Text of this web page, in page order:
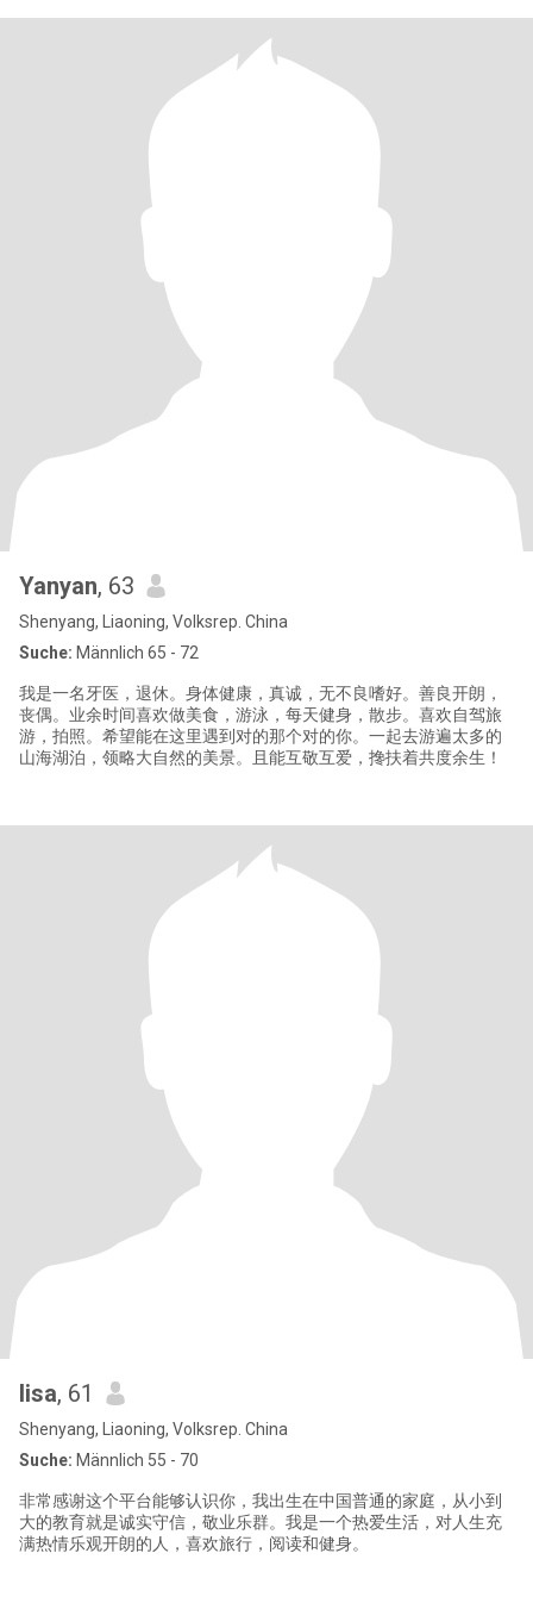
实。 本人有美国十年签证。 我真诚地在这里寻找一位很棒的男士携
手共渡余生，一起做饭，一起散步，一起聊，一起笑，享受上帝赐
Yanyan, 63
Shenyang, Liaoning, Volksrep. China
Suche: Männlich 65 - 72
我是一名牙医，退休。身体健康，真诚，无不良嗜好。善良开朗，
丧偶。业余时间喜欢做美食，游泳，每天健身，散步。喜欢自驾旅
游，拍照。希望能在这里遇到对的那个对的你。一起去游遍太多的
山海湖泊，领略大自然的美景。且能互敬互爱，搀扶着共度余生！
lisa, 61
Shenyang, Liaoning, Volksrep. China
Suche: Männlich 55 - 70
非常感谢这个平台能够认识你，我出生在中国普通的家庭，从小到
大的教育就是诚实守信，敬业乐群。我是一个热爱生活，对人生充
满热情乐观开朗的人，喜欢旅行，阅读和健身。